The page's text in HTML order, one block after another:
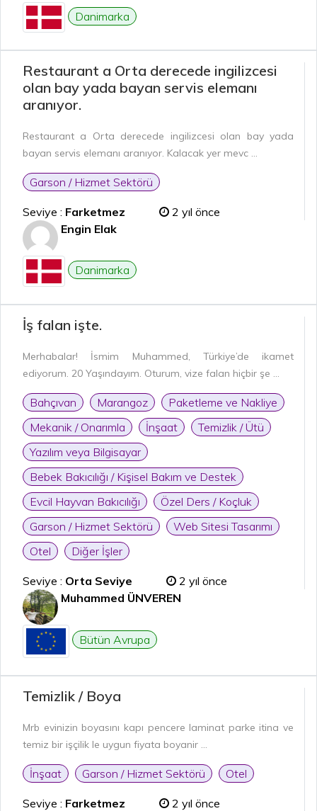
Danimarka
Restaurant a Orta derecede ingilizcesi
olan bay yada bayan servis elemanı
aranıyor.
Restaurant a Orta derecede ingilizcesi olan bay yada
bayan servis elemanı aranıyor. Kalacak yer mevc ...
Garson / Hizmet Sektörü
Seviye : Farketmez
2 yıl önce
Engin Elak
Danimarka
İş falan işte.
Merhabalar! İsmim Muhammed, Türkiye’de ikamet
ediyorum. 20 Yaşındayım. Oturum, vize falan hiçbir şe ...
Bahçıvan Marangoz
Paketleme ve Nakliye
Mekanik / Onarımla
İnşaat
Temizlik / Ütü
Yazılım veya Bilgisayar
Bebek Bakıcılığı / Kişisel Bakım ve Destek
Evcil Hayvan Bakıcılığı
Özel Ders / Koçluk
Garson / Hizmet Sektörü
Web Sitesi Tasarımı
Otel
Diğer İşler
Seviye : Orta Seviye
2 yıl önce
Muhammed ÜNVEREN
Bütün Avrupa
Temizlik / Boya
Mrb evinizin boyasını kapı pencere laminat parke itina ve
temiz bir işçilik le uygun fiyata boyanir ...
İnşaat Garson / Hizmet Sektörü Otel
Seviye : Farketmez
2 yıl önce